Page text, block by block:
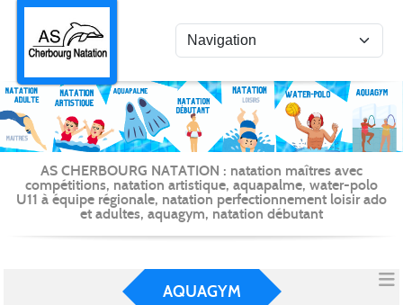
AS CHERBOURG NATATION : natation maîtres avec
compétitions, natation artistique, aquapalme, water-polo
U11 à équipe régionale, natation perfectionnement loisir ado
et adultes, aquagym, natation débutant
AQUAGYM
Panneau de gestion des cookies